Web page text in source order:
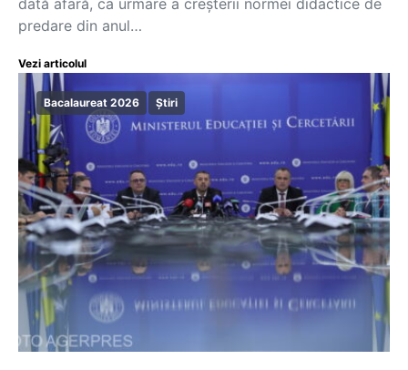
dată afară, ca urmare a creșterii normei didactice de
predare din anul…
Vezi articolul
Bacalaureat 2026 Știri